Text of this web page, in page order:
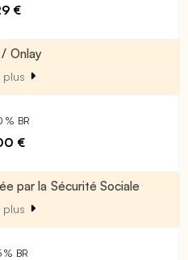
€
/ Onlay
plus
% BR
€
par la Sécurité Sociale
plus
% BR